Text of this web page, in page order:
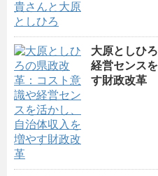
大原としひ
経営センス
す財政改革